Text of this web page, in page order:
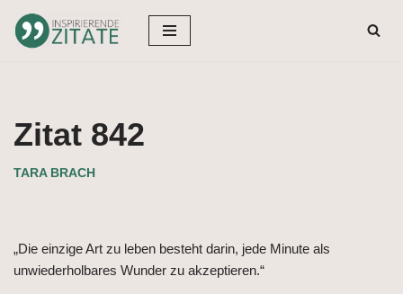
Zum
Zitat 842
TARA BRACH
„Die einzige Art zu leben besteht darin, jede Minute als
unwiederholbares Wunder zu akzeptieren.“